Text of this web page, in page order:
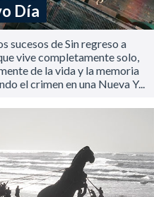
Día
sucesos de Sin regreso a
vive completamente solo,
de la vida y la memoria
el crimen en una Nueva Y...